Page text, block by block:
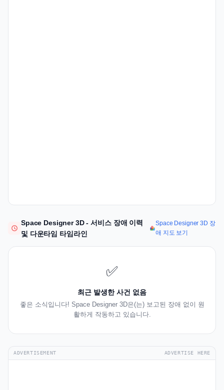
Space Designer 3D - 서비스 장애 이력
및 다운타임 타임라인
Space Designer 3D 장
애 지도 보기
✅
최근 발생한 사건 없음
좋은 소식입니다! Space Designer 3D은(는) 보고된 장애 없이 원
활하게 작동하고 있습니다.
ADVERTISEMENT ADVERTISE HERE